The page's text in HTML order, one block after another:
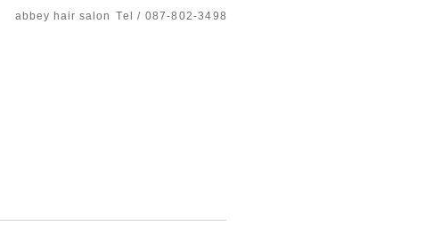
abbey hair salon Tel / 087-802-3498